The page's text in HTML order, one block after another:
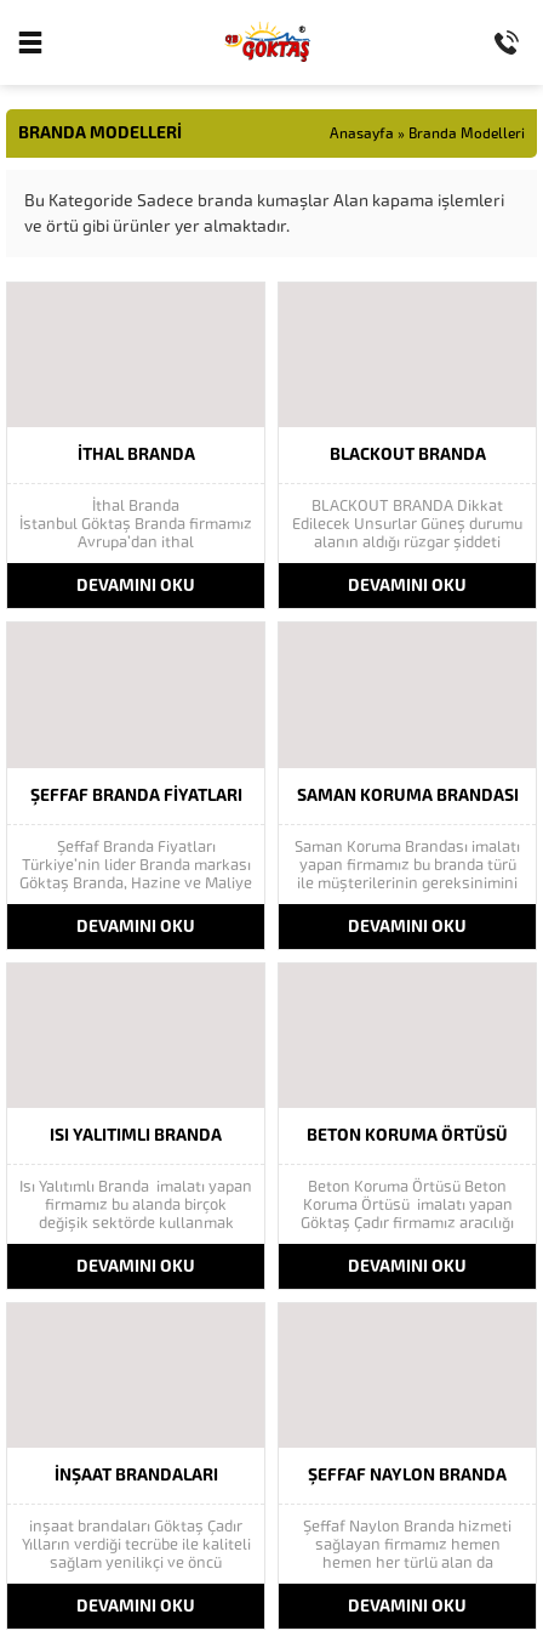
BRANDA MODELLERI Anasayfa » Branda Modelleri
Bu Kategoride Sadece branda kumaşlar Alan kapama işlemleri
ve örtü gibi ürünler yer almaktadır.
İTHAL BRANDA
İthal Branda
İstanbul Göktaş Branda firmamız
Avrupa’dan ithal
branda ürünlerimiz ile
hizmetinizde. İthal ürünlerin
kaliteli ve ucuz almanın en doğru
adresi. İthal Ürün Al dükkanı
DEVAMINI OKU
BLACKOUT BRANDA
BLACKOUT BRANDA Dikkat
Edilecek Unsurlar Güneş durumu
alanın aldığı rüzgar şiddeti
mevsimlerin etkisi(kış veya yaz
)aylarının çetin geçmesi gibi
faktörler branda alırken
düşünmeniz gereken bir kaç
DEVAMINI OKU
ŞEFFAF BRANDA FIYATLARI
Şeffaf Branda Fiyatları
Türkiye’nin lider Branda markası
Göktaş Branda, Hazine ve Maliye
Bakanı tarafından açıklanan
Enflasyonla Topyekün Mücadele
Programı kapsamında tüketiciyi
destekliyor. En uygun fiyat
DEVAMINI OKU
SAMAN KORUMA BRANDASI
Saman Koruma Brandası imalatı
yapan firmamız bu branda türü
ile müşterilerinin gereksinimini
tam olarak görmektedir. Saman
brandası nasıl yapılır: Saman
brandası -25 soğuğa, artı 70
sıcağa ve yağmura dayanıklı
DEVAMINI OKU
ISI YALITIMLI BRANDA
Isı Yalıtımlı Branda imalatı yapan
firmamız bu alanda birçok
değişik sektörde kullanmak
adına müşterilerine
bu branda ürünü ile
tanıştırmaktadır. Isı
Yalıtımlı Branda Şantiye Çadırı,
DEVAMINI OKU
BETON KORUMA ÖRTÜSÜ
Beton Koruma Örtüsü Beton
Koruma Örtüsü imalatı yapan
Göktaş Çadır firmamız aracılığı
ile sizler de beton korumanızı
rahatlıkla yapabilirsiniz. Beton
Yorganına ihtiyaç halleri sadece
kışın çetin koşullarında gibi bir
DEVAMINI OKU
INŞAAT BRANDALARI
inşaat brandaları Göktaş Çadır
Yılların verdiği tecrübe ile kaliteli
sağlam yenilikçi ve öncü
firmamız siz değerli
müşterilerimizin hizmetindeyiz.
İnşaat Dış Cephe İskele
DEVAMINI OKU
ŞEFFAF NAYLON BRANDA
Şeffaf Naylon Branda hizmeti
sağlayan firmamız hemen
hemen her türlü alan da
müşterilerine branda hizmeti
sağlamaktadır. Şeffaf fermuarlı
kış bahçesi Şeffaf fermuarlı kış
DEVAMINI OKU